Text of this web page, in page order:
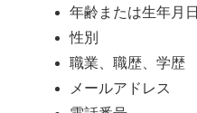
年齢または生年月日
性別
職業、職歴、学歴
メールアドレス